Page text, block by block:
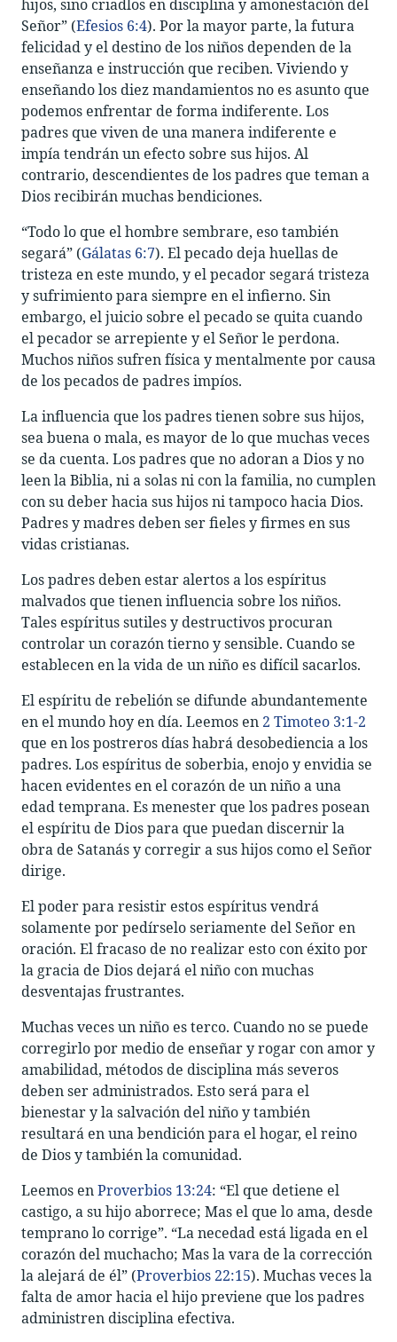
hijos, sino criadlos en disciplina y amonestación del
Señor” (Efesios 6:4). Por la mayor parte, la futura
felicidad y el destino de los niños dependen de la
enseñanza e instrucción que reciben. Viviendo y
enseñando los diez mandamientos no es asunto que
podemos enfrentar de forma indiferente. Los
padres que viven de una manera indiferente e
impía tendrán un efecto sobre sus hijos. Al
contrario, descendientes de los padres que teman a
Dios recibirán muchas bendiciones.
“Todo lo que el hombre sembrare, eso también
segará” (Gálatas 6:7). El pecado deja huellas de
tristeza en este mundo, y el pecador segará tristeza
y sufrimiento para siempre en el infierno. Sin
embargo, el juicio sobre el pecado se quita cuando
el pecador se arrepiente y el Señor le perdona.
Muchos niños sufren física y mentalmente por causa
de los pecados de padres impíos.
La influencia que los padres tienen sobre sus hijos,
sea buena o mala, es mayor de lo que muchas veces
se da cuenta. Los padres que no adoran a Dios y no
leen la Biblia, ni a solas ni con la familia, no cumplen
con su deber hacia sus hijos ni tampoco hacia Dios.
Padres y madres deben ser fieles y firmes en sus
vidas cristianas.
Los padres deben estar alertos a los espíritus
malvados que tienen influencia sobre los niños.
Tales espíritus sutiles y destructivos procuran
controlar un corazón tierno y sensible. Cuando se
establecen en la vida de un niño es difícil sacarlos.
El espíritu de rebelión se difunde abundantemente
en el mundo hoy en día. Leemos en 2 Timoteo 3:1-2
que en los postreros días habrá desobediencia a los
padres. Los espíritus de soberbia, enojo y envidia se
hacen evidentes en el corazón de un niño a una
edad temprana. Es menester que los padres posean
el espíritu de Dios para que puedan discernir la
obra de Satanás y corregir a sus hijos como el Señor
dirige.
El poder para resistir estos espíritus vendrá
solamente por pedírselo seriamente del Señor en
oración. El fracaso de no realizar esto con éxito por
la gracia de Dios dejará el niño con muchas
desventajas frustrantes.
Muchas veces un niño es terco. Cuando no se puede
corregirlo por medio de enseñar y rogar con amor y
amabilidad, métodos de disciplina más severos
deben ser administrados. Esto será para el
bienestar y la salvación del niño y también
resultará en una bendición para el hogar, el reino
de Dios y también la comunidad.
Leemos enProverbios 13:24: “El que detiene el
castigo, a su hijo aborrece; Mas el que lo ama, desde
temprano lo corrige”. “La necedad está ligada en el
corazón del muchacho; Mas la vara de la corrección
la alejará de él” (Proverbios 22:15). Muchas veces la
falta de amor hacia el hijo previene que los padres
administren disciplina efectiva.